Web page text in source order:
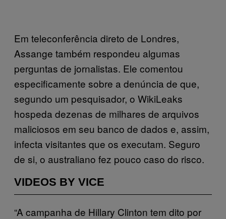
Em teleconferência direto de Londres,
Assange também respondeu algumas
perguntas de jornalistas. Ele comentou
especificamente sobre a denúncia de que,
segundo um pesquisador, o WikiLeaks
hospeda dezenas de milhares de arquivos
maliciosos em seu banco de dados e, assim,
infecta visitantes que os executam. Seguro
de si, o australiano fez pouco caso do risco.
VIDEOS BY VICE
“A campanha de Hillary Clinton tem dito por